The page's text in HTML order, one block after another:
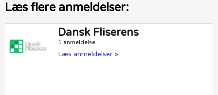
Læs flere anmeldelser:
Dansk Fliserens
1 anmeldelse
Læs anmeldelser »